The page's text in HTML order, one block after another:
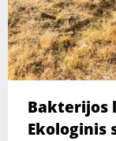
Bakterijos
Ekologinis